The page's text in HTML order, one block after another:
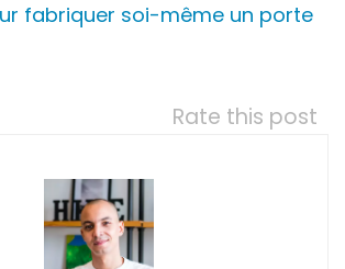
fabriquer soi-même un porte
Rate this post